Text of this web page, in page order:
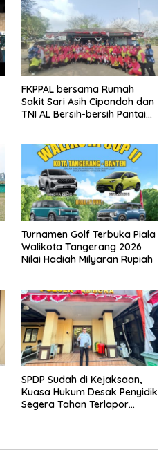
FKPPAL bersama Rumah
Sakit Sari Asih Cipondoh dan
TNI AL Bersih-bersih Pantai
Turnamen Golf Terbuka Piala
Walikota Tangerang 2026
Nilai Hadiah Milyaran Rupiah
SPDP Sudah di Kejaksaan,
Kuasa Hukum Desak Penyidik
Segera Tahan Terlapor